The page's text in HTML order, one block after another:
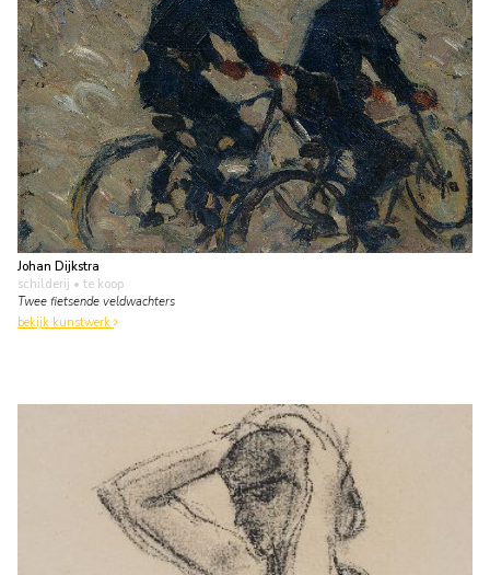
Johan Dijkstra
schilderij • te koop
Twee fietsende veldwachters
bekijk kunstwerk